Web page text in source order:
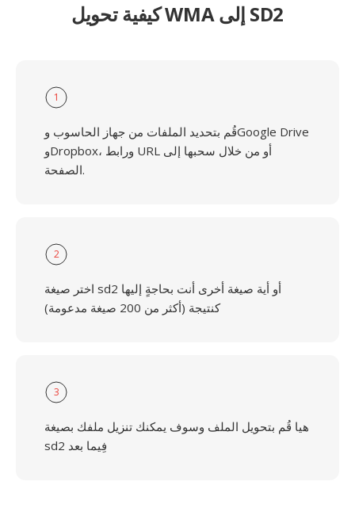
كيفية تحويل WMA إلى SD2
1
قُم بتحديد الملفات من جهاز الحاسوب وGoogle Drive
وDropbox، ورابط URL أو من خلال سحبها إلى
الصفحة.
2
اختر صيغة sd2 أو أية صيغة أخرى أنت بحاجةٍ إليها
كنتيجة (أكثر من 200 صيغة مدعومة)
3
هيا قُم بتحويل الملف وسوف يمكنك تنزيل ملفك بصيغة
sd2 فِيما بعد